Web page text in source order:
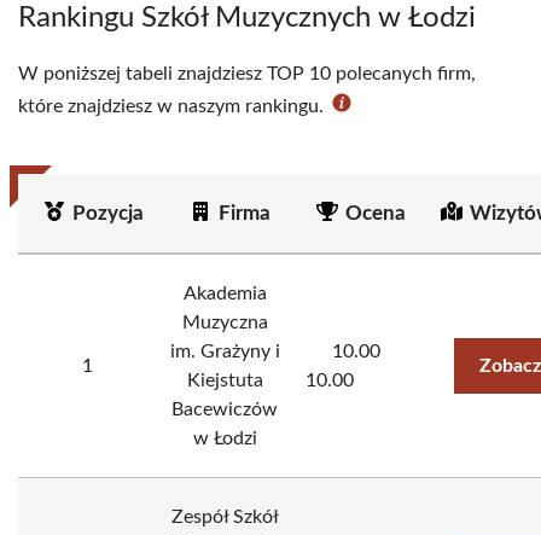
Rankingu Szkół Muzycznych w Łodzi
W poniższej tabeli znajdziesz TOP 10 polecanych firm,
które znajdziesz w naszym rankingu.
Pozycja Firma Ocena
1
Akademia
Muzyczna
im. Grażyny i
Kiejstuta
Bacewiczów
w Łodzi
10.00
10.00
Zespół Szkół